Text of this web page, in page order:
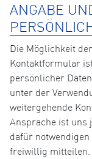
ANGABE
Die Möglichkeit
Kontaktformular
persönlicher
unter der
weitergehende
Ansprache ist uns
dafür
freiwillig mitteilen.